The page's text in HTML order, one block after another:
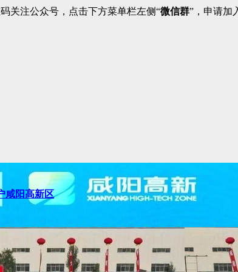
关注公众号，点击下方菜单栏左侧“微信群”，申请加
咸阳高新区